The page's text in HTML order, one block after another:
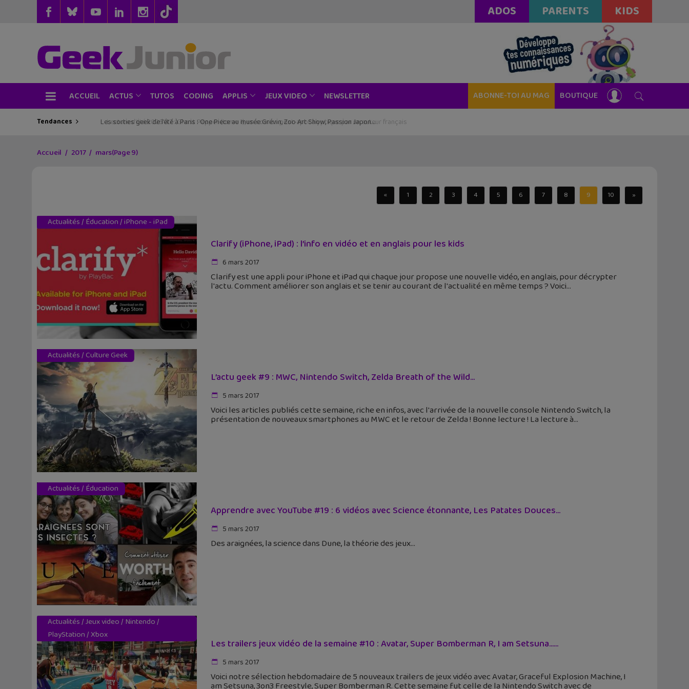
ADOS PARENTS KIDS
ACCUEIL ACTUS TUTOS CODING APPLIS JEUX VIDEO NEWSLETTER ABONNE-TOI AU MAG BOUTIQUE
Tendances Les sorties geek de l’été à Paris : One Piece au musée Grévin, Zoo Art Show, Passion Japon…
Accueil 2017 mars(Page 9)
« 1 2 3 4 5 6 7 8 9 10 »
Actualités/ Éducation/iPhone - iPad
Clarify (iPhone, iPad) : l’info en vidéo et en anglais pour les kids
6 mars 2017
Clarify est une appli pour iPhone et iPad qui chaque jour propose une nouvelle vidéo, en anglais, pour décrypter
l'actu. Comment améliorer son anglais et se tenir au courant de l'actualité en même temps ? Voici
Actualités/ Culture Geek
L’actu geek #9 : MWC, Nintendo Switch, Zelda Breath of the Wild…
5 mars 2017
Voici les articles publiés cette semaine, riche en infos, avec l'arrivée de la nouvelle console Nintendo Switch, la
présentation de nouveaux smartphones au MWC et le retour de Zelda ! Bonne lecture ! La lecture à
Actualités/ Éducation
Apprendre avec YouTube #19 : 6 vidéos avec Science étonnante, Les Patates Douces…
5 mars 2017
Des araignées, la science dans Dune, la théorie des jeux
Actualités/Jeux video/ Nintendo/
PlayStation/Xbox
Les trailers jeux vidéo de la semaine #10 : Avatar, Super Bomberman R, I am Setsuna…...
5 mars 2017
Voici notre sélection hebdomadaire de 5 nouveaux trailers de jeux vidéo avec Avatar, Graceful Explosion Machine, I
am Setsuna, 3on3 Freestyle, Super Bomberman R. Cette semaine fut celle de la Nintendo Switch avec de